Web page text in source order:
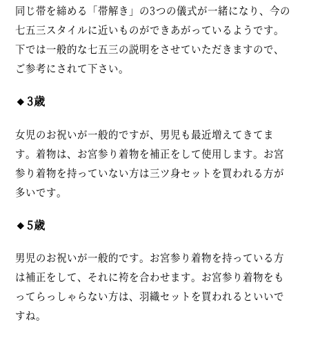
同じ帯を締める「帯解き」の3つの儀式が一緒になり、今の
七五三スタイルに近いものができあがっているようです。
下では一般的な七五三の説明をさせていただきますので、
ご参考にされて下さい。
🔸3歳
女児のお祝いが一般的ですが、男児も最近増えてきてま
す。着物は、お宮参り着物を補正をして使用します。お宮
参り着物を持っていない方は三ツ身セットを買われる方が
多いです。
🔸5歳
男児のお祝いが一般的です。お宮参り着物を持っている方
は補正をして、それに袴を合わせます。お宮参り着物をも
ってらっしゃらない方は、羽織セットを買われるといいで
すね。